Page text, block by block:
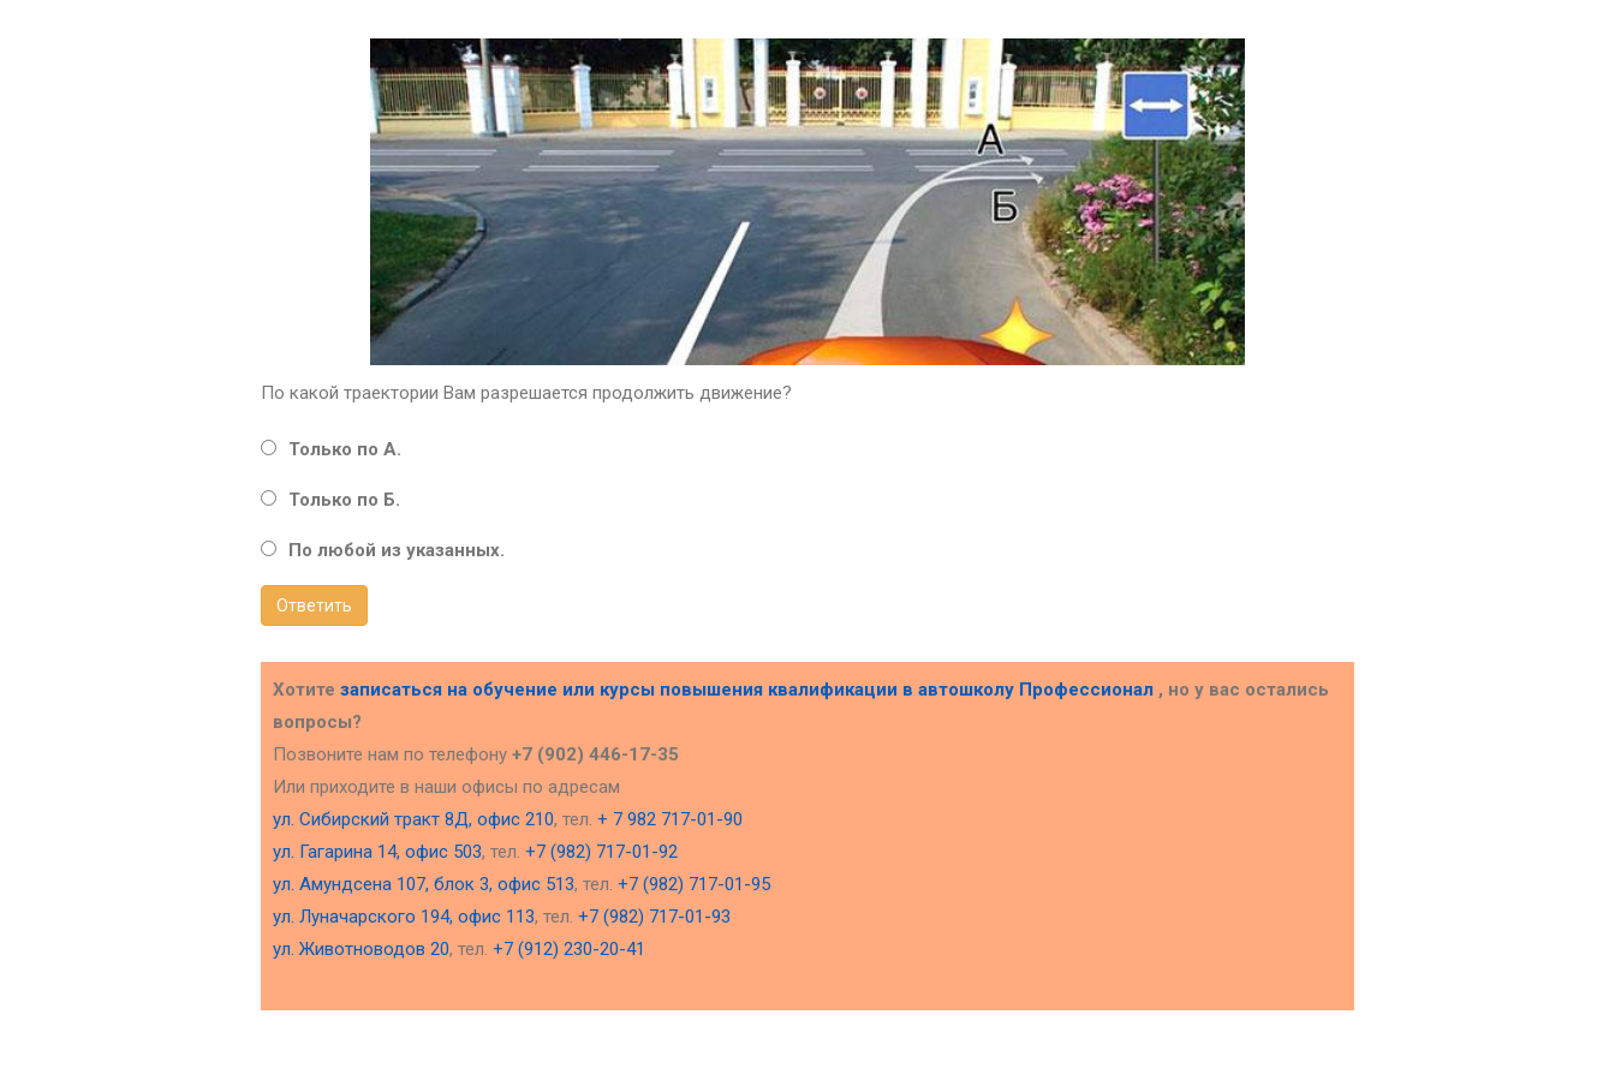
По какой траектории Вам разрешается продолжить движение?
Только по А.
Только по Б.
По любой из указанных.
Ответить
Хотите записаться на обучение или курсы повышения квалификации в автошколу Профессионал , но у вас остались
вопросы?
Позвоните нам по телефону +7 (902) 446-17-35
Или приходите в наши офисы по адресам
ул. Сибирский тракт 8Д, офис 210, тел. + 7 982 717-01-90
ул. Гагарина 14, офис 503, тел. +7 (982) 717-01-92
ул. Амундсена 107, блок 3, офис 513, тел. +7 (982) 717-01-95
ул. Луначарского 194, офис 113, тел. +7 (982) 717-01-93
ул. Животноводов 20, тел. +7 (912) 230-20-41